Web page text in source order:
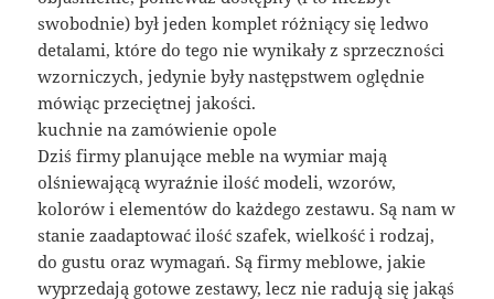
swobodnie) był jeden komplet różniący się ledwo
detalami, które do tego nie wynikały z sprzeczności
wzorniczych, jedynie były następstwem oględnie
mówiąc przeciętnej jakości.
kuchnie na zamówienie opole
Dziś firmy planujące meble na wymiar mają
olśniewającą wyraźnie ilość modeli, wzorów,
kolorów i elementów do każdego zestawu. Są nam w
stanie zaadaptować ilość szafek, wielkość i rodzaj,
do gustu oraz wymagań. Są firmy meblowe, jakie
wyprzedają gotowe zestawy, lecz nie radują się jakąś